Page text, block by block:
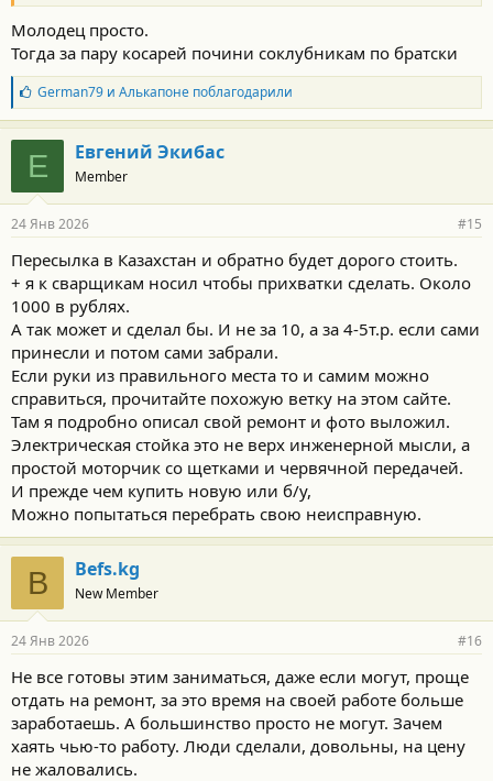
Молодец просто.
Тогда за пару косарей почини соклубникам по братски
Б
л
а
г
о
д
а
н
с
т
и
German79и Алькапонепоблагодарили
Е Евгений Экибас
Member
24 Янв 2026 #15
Пересылка в Казахстан и обратно будет дорого стоить.
+ я к сварщикам носил чтобы прихватки сделать. Около
1000 в рублях.
А так может и сделал бы. И не за 10, а за 4-5т.р. если сами
принесли и потом сами забрали.
Если руки из правильного места то и самим можно
справиться, прочитайте похожую ветку на этом сайте.
Там я подробно описал свой ремонт и фото выложил.
Электрическая стойка это не верх инженерной мысли, а
простой моторчик со щетками и червячной передачей.
И прежде чем купить новую или б/у,
Можно попытаться перебрать свою неисправную.
B Befs.kg
New Member
24 Янв 2026 #16
Не все готовы этим заниматься, даже если могут, проще
отдать на ремонт, за это время на своей работе больше
заработаешь. А большинство просто не могут. Зачем
хаять чью-то работу. Люди сделали, довольны, на цену
не жаловались.